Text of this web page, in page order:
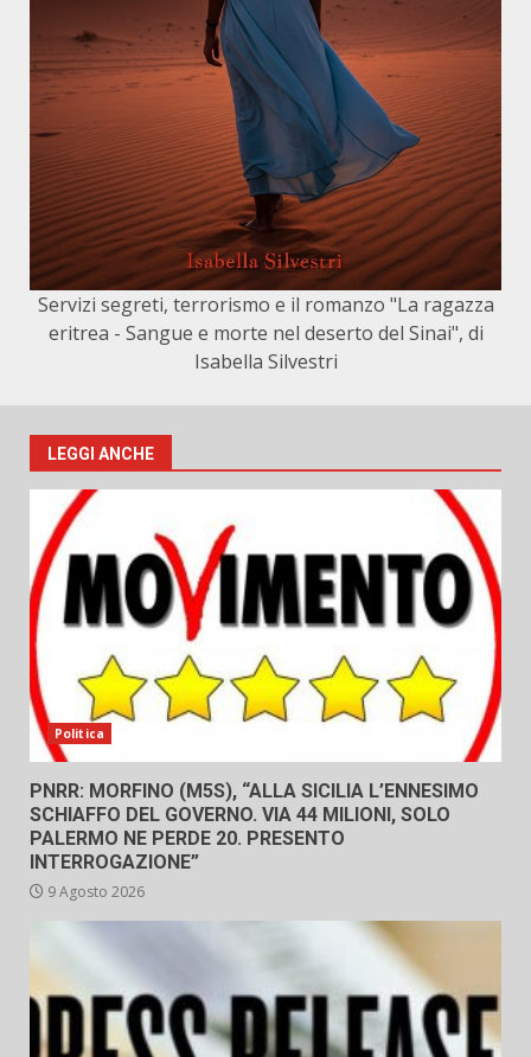
Servizi segreti, terrorismo e il romanzo "La ragazza
eritrea - Sangue e morte nel deserto del Sinai", di
Isabella Silvestri
LEGGI ANCHE
Politica
PNRR: MORFINO (M5S), “ALLA SICILIA L’ENNESIMO
SCHIAFFO DEL GOVERNO. VIA 44 MILIONI, SOLO
PALERMO NE PERDE 20. PRESENTO
INTERROGAZIONE”
9 Agosto 2026